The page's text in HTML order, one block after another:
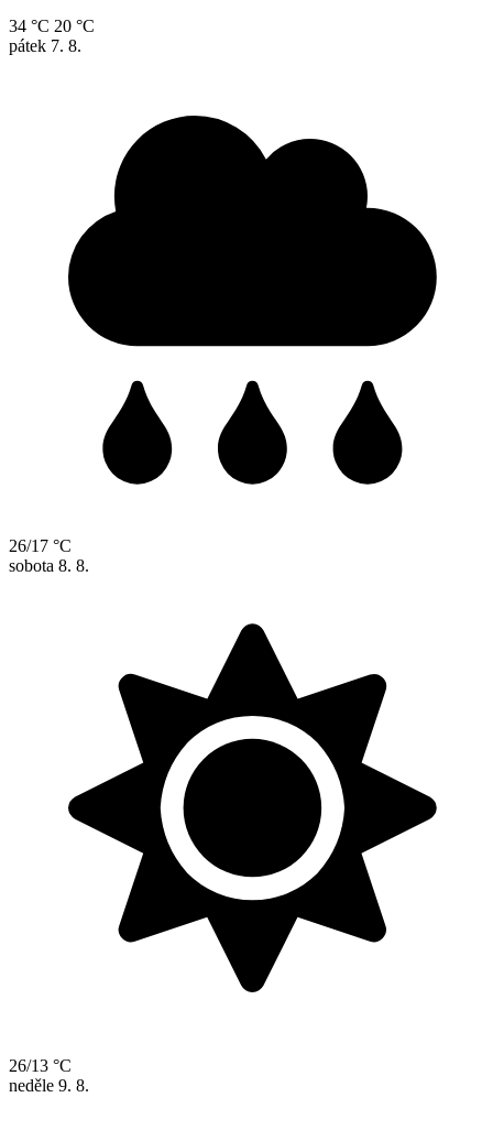
34 °C 20 °C
pátek 7. 8.
26/17 °C
sobota 8. 8.
26/13 °C
neděle 9. 8.